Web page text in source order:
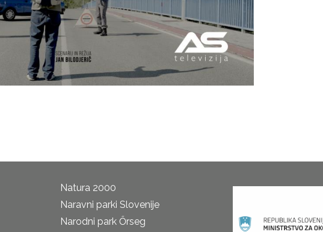
Natura 2000
Naravni parki Slovenije
Narodni park Őrseg